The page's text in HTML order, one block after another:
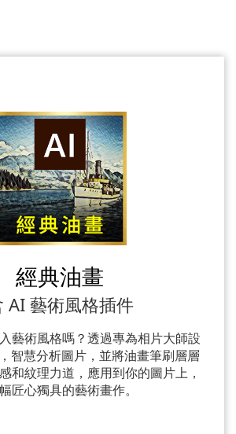
經典油畫
AI 藝術風格插件
藝術風格嗎？透過專為相片大師設
智慧分析圖片，並將油畫筆刷層層
和紋理力道，應用到你的圖片上，
匠心獨具的藝術畫作。